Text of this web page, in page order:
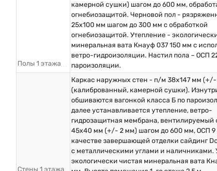
Полы 1 этажа
камерной сушки) шагом до 600 мм,
огнебиозащитой. Черновой пол -
25х100 мм шагом до 300 мм с обработкой
огнебиозащитой. Утепление -
минеральная вата Кнауф 037 150 мм с
ветро-гидроизоляции. Настил пола – ОСП
пароизоляции.
Стены 1 этажа
Каркас наружных стен - п/м 38х147 мм
(калиброванный, камерной сушки).
обшиваются вагонкой класса Б по
далее устанавливается утепление, ветро-
гидрозащитная мембрана, вентилируемый
45х40 мм (+/- 2 мм) шагом до 600 мм, ОСП 9
качестве завершающей отделки сайдинг
с металлическими углами и наличниками.
экологически чистая минеральная вата